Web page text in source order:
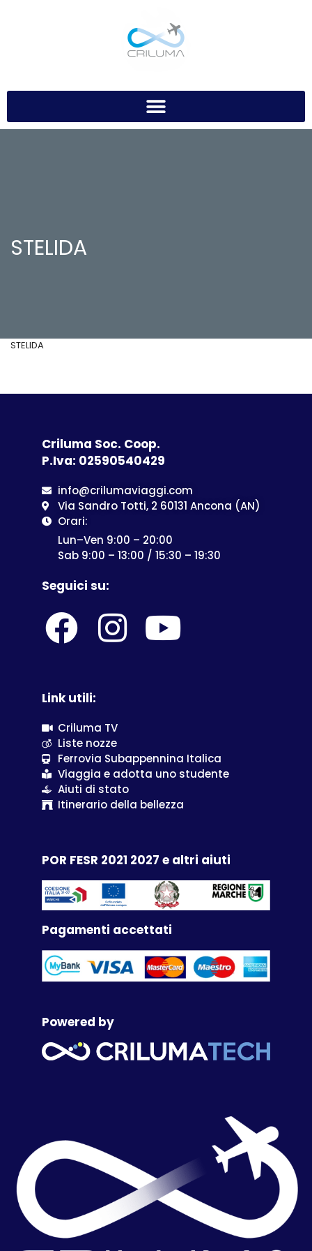
STELIDA
STELIDA
Criluma Soc. Coop.
P.Iva: 02590540429
info@crilumaviaggi.com
Via Sandro Totti, 2 60131 Ancona (AN)
Orari:
Lun–Ven 9:00 – 20:00
Sab 9:00 – 13:00 / 15:30 – 19:30
Seguici su:
Link utili:
Criluma TV
Liste nozze
Ferrovia Subappennina Italica
Viaggia e adotta uno studente
Aiuti di stato
Itinerario della bellezza
POR FESR 2021 2027 e altri aiuti
Pagamenti accettati
Powered by